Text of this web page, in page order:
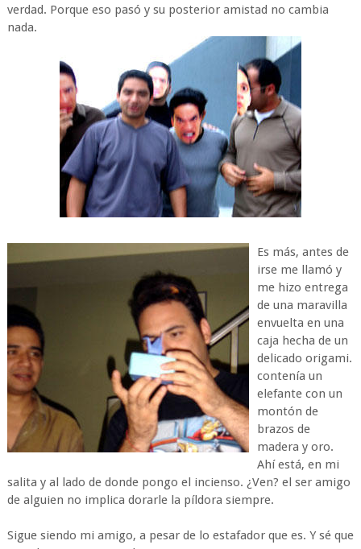
verdad. Porque eso pasó y su posterior amistad no cambia
nada.
Es más, antes de
irse me llamó y
me hizo entrega
de una maravilla
envuelta en una
caja hecha de un
delicado origami.
contenía un
elefante con un
montón de
brazos de
madera y oro.
Ahí está, en mi
salita y al lado de donde pongo el incienso. ¿Ven? el ser amigo
de alguien no implica dorarle la píldora siempre.
Sigue siendo mi amigo, a pesar de lo estafador que es. Y sé que